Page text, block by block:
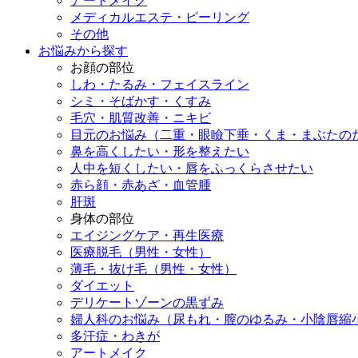
メディカルエステ・ピーリング
その他
お悩みから探す
お顔の部位
しわ・たるみ・フェイスライン
シミ・そばかす・くすみ
毛穴・肌質改善・ニキビ
目元のお悩み（二重・眼瞼下垂・くま・まぶたの
鼻を高くしたい・形を整えたい
人中を短くしたい・唇をふっくらさせたい
赤ら顔・赤あざ・血管腫
肝斑
身体の部位
エイジングケア・再生医療
医療脱毛（男性・女性）
薄毛・抜け毛（男性・女性）
ダイエット
デリケートゾーンの黒ずみ
婦人科のお悩み（尿もれ・膣のゆるみ・小陰唇縮
多汗症・わきが
アートメイク